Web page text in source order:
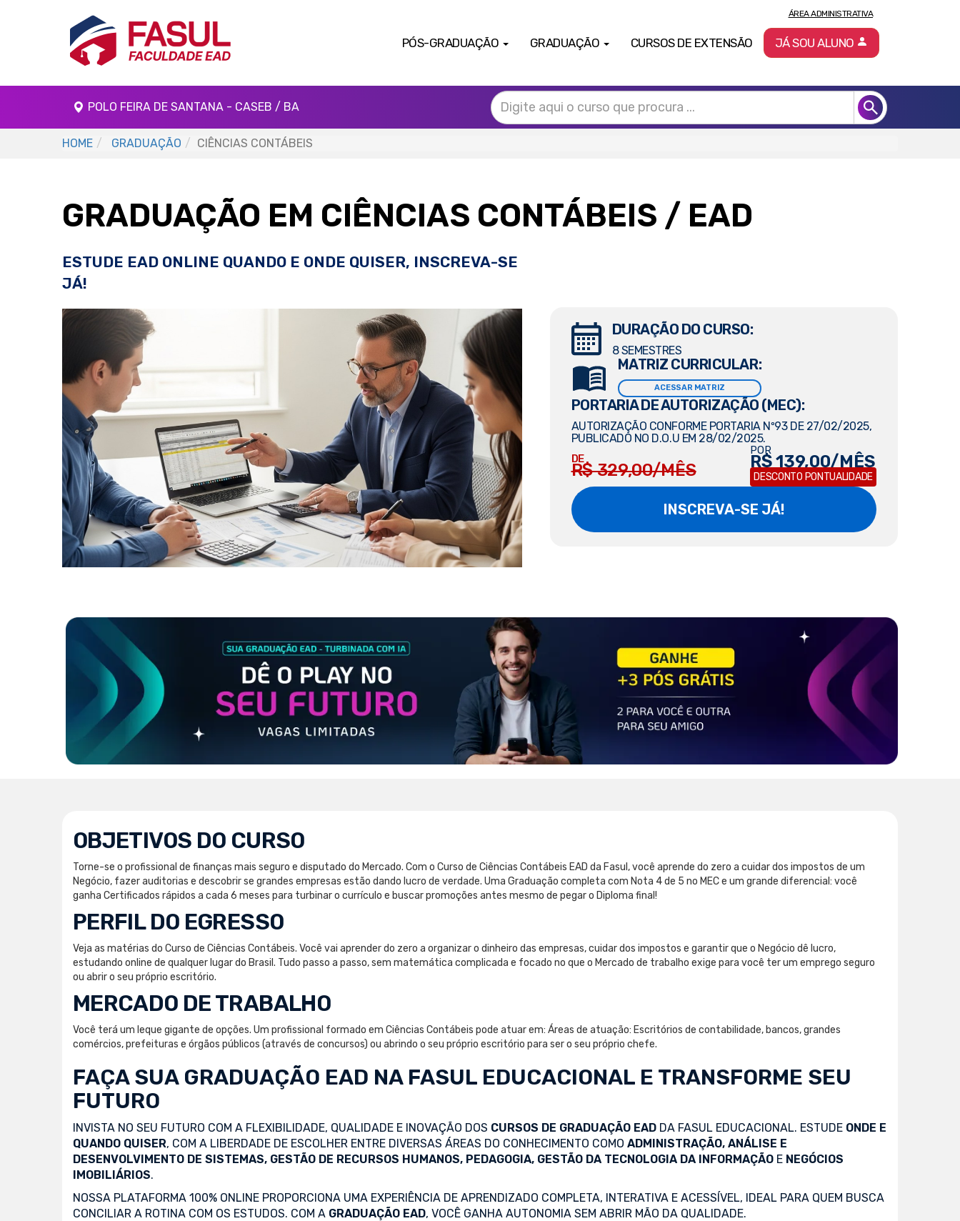
PÓS-GRADUAÇÃO GRADUAÇÃO CURSOS DE EXTENSÃO
ÁREA ADMINISTRATIVA
JÁ SOU ALUNO
POLO FEIRA DE SANTANA - CASEB / BA
HOME GRADUAÇÃO CIÊNCIAS CONTÁBEIS
GRADUAÇÃO EM CIÊNCIAS CONTÁBEIS / EAD
ESTUDE EAD ONLINE QUANDO E ONDE QUISER, INSCREVA-SE
JÁ!
DURAÇÃO DO CURSO:
8 SEMESTRES
MATRIZ CURRICULAR:
ACESSAR MATRIZ
PORTARIA DE AUTORIZAÇÃO (MEC):
AUTORIZAÇÃO CONFORME PORTARIA Nº93 DE 27/02/2025,
PUBLICADO NO D.O.U EM 28/02/2025.
DE
R$ 329,00/MÊS
POR
R$ 139,00/MÊS
DESCONTO PONTUALIDADE
INSCREVA-SE JÁ!
OBJETIVOS DO CURSO
Torne-se o profissional de finanças mais seguro e disputado do Mercado. Com o Curso de Ciências Contábeis EAD da Fasul, você aprende do zero a cuidar dos impostos de um
Negócio, fazer auditorias e descobrir se grandes empresas estão dando lucro de verdade. Uma Graduação completa com Nota 4 de 5 no MEC e um grande diferencial: você
ganha Certificados rápidos a cada 6 meses para turbinar o currículo e buscar promoções antes mesmo de pegar o Diploma final!
PERFIL DO EGRESSO
Veja as matérias do Curso de Ciências Contábeis. Você vai aprender do zero a organizar o dinheiro das empresas, cuidar dos impostos e garantir que o Negócio dê lucro,
estudando online de qualquer lugar do Brasil. Tudo passo a passo, sem matemática complicada e focado no que o Mercado de trabalho exige para você ter um emprego seguro
ou abrir o seu próprio escritório.
MERCADO DE TRABALHO
Você terá um leque gigante de opções. Um profissional formado em Ciências Contábeis pode atuar em: Áreas de atuação: Escritórios de contabilidade, bancos, grandes
comércios, prefeituras e órgãos públicos (através de concursos) ou abrindo o seu próprio escritório para ser o seu próprio chefe.
FAÇA SUA GRADUAÇÃO EAD NA FASUL EDUCACIONAL E TRANSFORME SEU
FUTURO
INVISTA NO SEU FUTURO COM A FLEXIBILIDADE, QUALIDADE E INOVAÇÃO DOS CURSOS DE GRADUAÇÃO EAD DA FASUL EDUCACIONAL. ESTUDE ONDE E
QUANDO QUISER, COM A LIBERDADE DE ESCOLHER ENTRE DIVERSAS ÁREAS DO CONHECIMENTO COMO ADMINISTRAÇÃO, ANÁLISE E
DESENVOLVIMENTO DE SISTEMAS, GESTÃO DE RECURSOS HUMANOS, PEDAGOGIA, GESTÃO DA TECNOLOGIA DA INFORMAÇÃO E NEGÓCIOS
IMOBILIÁRIOS.
NOSSA PLATAFORMA 100% ONLINE PROPORCIONA UMA EXPERIÊNCIA DE APRENDIZADO COMPLETA, INTERATIVA E ACESSÍVEL, IDEAL PARA QUEM BUSCA
CONCILIAR A ROTINA COM OS ESTUDOS. COM A GRADUAÇÃO EAD, VOCÊ GANHA AUTONOMIA SEM ABRIR MÃO DA QUALIDADE.